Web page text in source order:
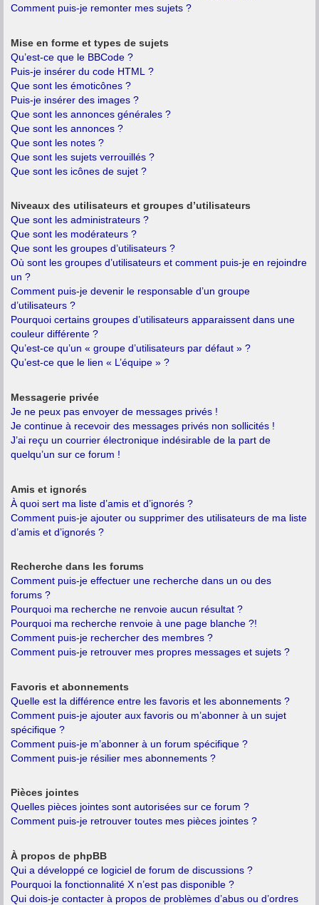
Comment puis-je remonter mes sujets ?
Mise en forme et types de sujets
Qu’est-ce que le BBCode ?
Puis-je insérer du code HTML ?
Que sont les émoticônes ?
Puis-je insérer des images ?
Que sont les annonces générales ?
Que sont les annonces ?
Que sont les notes ?
Que sont les sujets verrouillés ?
Que sont les icônes de sujet ?
Niveaux des utilisateurs et groupes d’utilisateurs
Que sont les administrateurs ?
Que sont les modérateurs ?
Que sont les groupes d’utilisateurs ?
Où sont les groupes d’utilisateurs et comment puis-je en rejoindre
un ?
Comment puis-je devenir le responsable d’un groupe
d’utilisateurs ?
Pourquoi certains groupes d’utilisateurs apparaissent dans une
couleur différente ?
Qu’est-ce qu’un « groupe d’utilisateurs par défaut » ?
Qu’est-ce que le lien « L’équipe » ?
Messagerie privée
Je ne peux pas envoyer de messages privés !
Je continue à recevoir des messages privés non sollicités !
J’ai reçu un courrier électronique indésirable de la part de
quelqu’un sur ce forum !
Amis et ignorés
À quoi sert ma liste d’amis et d’ignorés ?
Comment puis-je ajouter ou supprimer des utilisateurs de ma liste
d’amis et d’ignorés ?
Recherche dans les forums
Comment puis-je effectuer une recherche dans un ou des
forums ?
Pourquoi ma recherche ne renvoie aucun résultat ?
Pourquoi ma recherche renvoie à une page blanche ?!
Comment puis-je rechercher des membres ?
Comment puis-je retrouver mes propres messages et sujets ?
Favoris et abonnements
Quelle est la différence entre les favoris et les abonnements ?
Comment puis-je ajouter aux favoris ou m’abonner à un sujet
spécifique ?
Comment puis-je m’abonner à un forum spécifique ?
Comment puis-je résilier mes abonnements ?
Pièces jointes
Quelles pièces jointes sont autorisées sur ce forum ?
Comment puis-je retrouver toutes mes pièces jointes ?
À propos de phpBB
Qui a développé ce logiciel de forum de discussions ?
Pourquoi la fonctionnalité X n’est pas disponible ?
Qui dois-je contacter à propos de problèmes d’abus ou d’ordres